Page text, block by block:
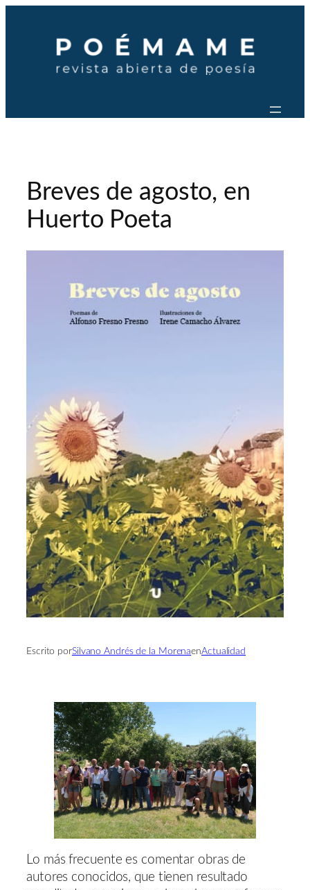
contenido
Breves de agosto, en
Huerto Poeta
Escrito porSilvano Andrés de la MorenaenActualidad
Lo más frecuente es comentar obras de
autores conocidos, que tienen resultado